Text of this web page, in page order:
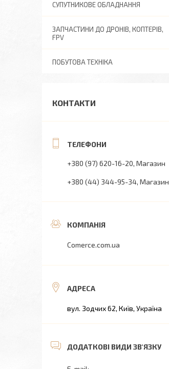
СУПУТНИКОВЕ ОБЛАДНАННЯ
ЗАПЧАСТИНИ ДО ДРОНІВ, КОПТЕРІВ,
FPV
ПОБУТОВА ТЕХНІКА
КОНТАКТИ
+380 (97) 620-16-20 Магазин
+380 (44) 344-95-34 Магазин
Comerce.com.ua
вул. Зодчих 62, Київ, Україна